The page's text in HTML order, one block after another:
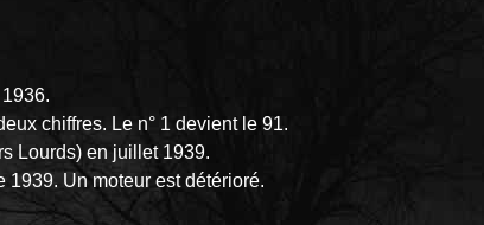
chiffres. Le n° 1 devient le 91.
Lourds) en juillet 1939.
1939. Un moteur est détérioré.